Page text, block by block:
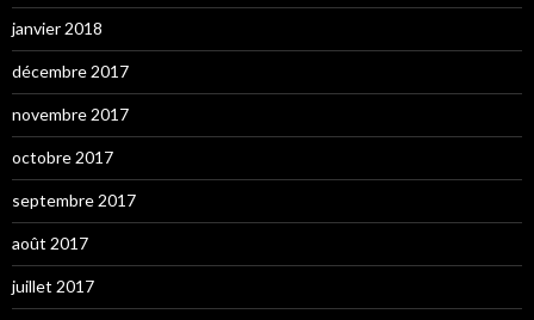
janvier 2018
décembre 2017
novembre 2017
octobre 2017
septembre 2017
août 2017
juillet 2017